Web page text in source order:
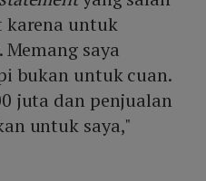
karena untuk
saya
bukan untuk cuan.
juta dan penjualan
untuk saya,"